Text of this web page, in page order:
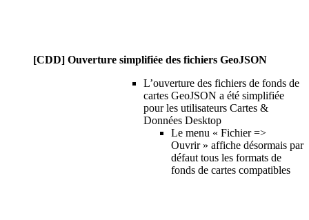
[CDD] Ouverture simplifiée des fichiers GeoJSON
L’ouverture des fichiers de fonds de
cartes GeoJSON a été simplifiée
pour les utilisateurs Cartes &
Données Desktop
Le menu « Fichier =>
Ouvrir » affiche désormais par
défaut tous les formats de
fonds de cartes compatibles